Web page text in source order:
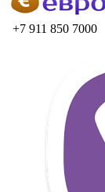
+7 911 850 7000